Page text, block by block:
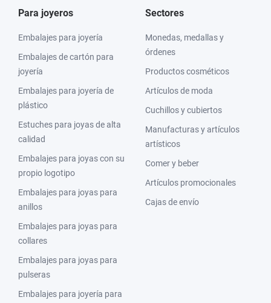
Para joyeros
Embalajes para joyería
Embalajes de cartón para
joyería
Embalajes para joyería de
plástico
Estuches para joyas de alta
calidad
Embalajes para joyas con su
propio logotipo
Embalajes para joyas para
anillos
Embalajes para joyas para
collares
Embalajes para joyas para
pulseras
Embalajes para joyería para
Sectores
Monedas, medallas y
órdenes
Productos cosméticos
Artículos de moda
Cuchillos y cubiertos
Manufacturas y artículos
artísticos
Comer y beber
Artículos promocionales
Cajas de envío